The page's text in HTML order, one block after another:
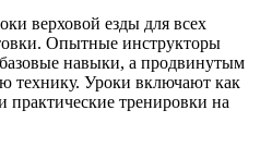
верховой езды для всех
Опытные инструкторы
навыки, а продвинутым
технику. Уроки включают как
практические тренировки на